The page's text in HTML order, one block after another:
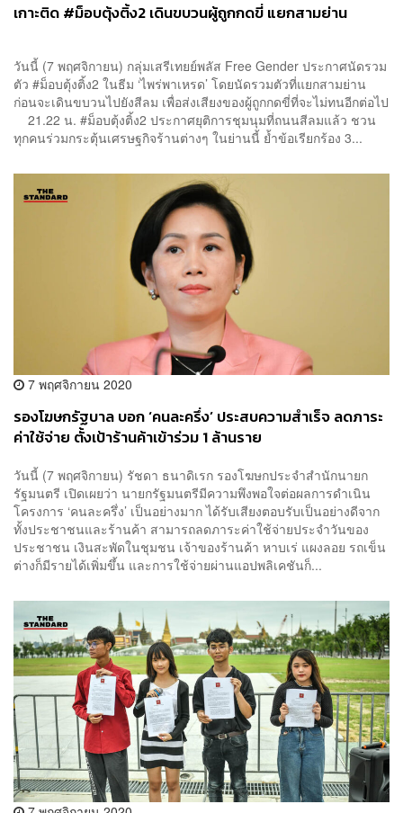
เกาะติด #ม็อบตุ้งติ้ง2 เดินขบวนผู้ถูกกดขี่ แยกสามย่าน
วันนี้ (7 พฤศจิกายน) กลุ่มเสรีเทยย์พลัส Free Gender ประกาศนัดรวม
ตัว #ม็อบตุ้งติ้ง2 ในธีม ‘ไพร่พาเหรด’ โดยนัดรวมตัวที่แยกสามย่าน
ก่อนจะเดินขบวนไปยังสีลม เพื่อส่งเสียงของผู้ถูกกดขี่ที่จะไม่ทนอีกต่อไป
21.22 น. #ม็อบตุ้งติ้ง2 ประกาศยุติการชุมนุมที่ถนนสีลมแล้ว ชวน
ทุกคนร่วมกระตุ้นเศรษฐกิจร้านต่างๆ ในย่านนี้ ย้ำข้อเรียกร้อง 3...
7 พฤศจิกายน 2020
รองโฆษกรัฐบาล บอก ‘คนละครึ่ง’ ประสบความสำเร็จ ลดภาระ
ค่าใช้จ่าย ตั้งเป้าร้านค้าเข้าร่วม 1 ล้านราย
วันนี้ (7 พฤศจิกายน) รัชดา ธนาดิเรก รองโฆษกประจำสำนักนายก
รัฐมนตรี เปิดเผยว่า นายกรัฐมนตรีมีความพึงพอใจต่อผลการดำเนิน
โครงการ ‘คนละครึ่ง’ เป็นอย่างมาก ได้รับเสียงตอบรับเป็นอย่างดีจาก
ทั้งประชาชนและร้านค้า สามารถลดภาระค่าใช้จ่ายประจำวันของ
ประชาชน เงินสะพัดในชุมชน เจ้าของร้านค้า หาบเร่ แผงลอย รถเข็น
ต่างก็มีรายได้เพิ่มขึ้น และการใช้จ่ายผ่านแอปพลิเคชันก็...